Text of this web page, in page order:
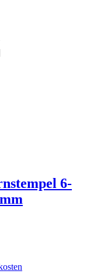
6-